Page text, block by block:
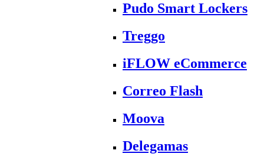
Pudo Smart Lockers
Treggo
iFLOW eCommerce
Correo Flash
Moova
Delegamas